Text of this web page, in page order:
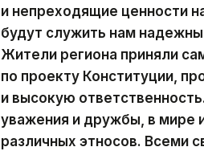
и непреходящие ценности
будут служить нам
Жители региона приняли
по проекту Конституции,
и высокую
уважения и дружбы, в мире
различных этносов. Всеми